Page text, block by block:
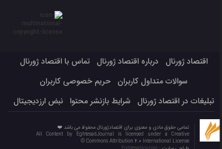
اقتصاد ژورنال درباره اقتصاد ژورنال
تماس با اقتصاد ژورنال
سوالات متداول کاربران
حریم خصوصی کاربران
تبلیغات در اقتصاد ژورنال
شرایط بازنشر محتوا نبض ارزدیجیتال
تمامی حقوق مادی و معنوی برای اقتصادژورنال محفوظ می باشد ❤️
All Content by EghtesadJournal is licensed under a Creative
Commons Attribution 4.0 International License ©️